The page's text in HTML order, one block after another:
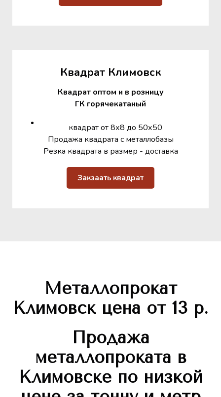
Квадрат Климовск
Квадрат оптом и в розницу
ГК горячекатаный
квадрат от 8х8 до 50х50
Продажа квадрата с металлобазы
Резка квадрата в размер - доставка
Закзаать квадрат
Металлопрокат
Климовск цена от 13 р.
Продажа
металлопроката в
Климовске по низкой